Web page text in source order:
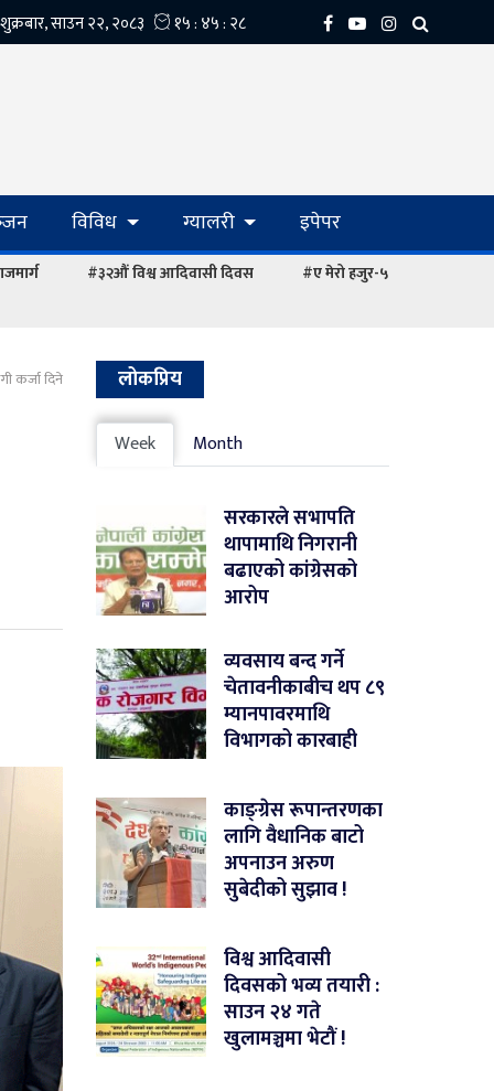
विविध ग्यालरी इपेपर
#३२औं विश्व आदिवासी दिवस #ए मेरो हजुर-५
कर्जा दिने लोकप्रिय
Week Month
सरकारले सभापति
थापामाथि निगरानी
बढाएको कांग्रेसको
आरोप
व्यवसाय बन्द गर्ने
चेतावनीकाबीच थप ८९
म्यानपावरमाथि
विभागको कारबाही
काङ्ग्रेस रूपान्तरणका
लागि वैधानिक बाटो
अपनाउन अरुण
सुबेदीको सुझाव !
विश्व आदिवासी
दिवसको भव्य तयारी :
साउन २४ गते
खुलामञ्चमा भेटौं !